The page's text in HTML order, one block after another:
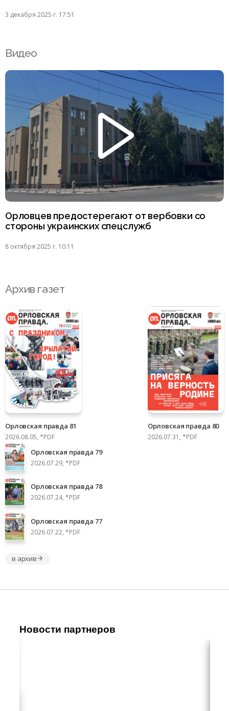
3 декабря 2025 г. 17:51
Видео
Орловцев предостерегают от вербовки со
стороны украинских спецслужб
8 октября 2025 г. 10:11
Архив газет
Орловская правда 81
2026.08.05, *PDF
Орловская правда 80
2026.07.31, *PDF
Орловская правда 79
2026.07.29, *PDF
Орловская правда 78
2026.07.24, *PDF
Орловская правда 77
2026.07.22, *PDF
в архив
Новости партнеров